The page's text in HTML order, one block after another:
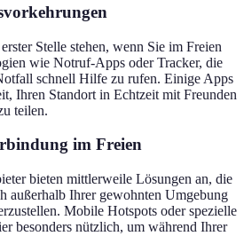
Stelle stehen, wenn Sie im Freien
wie Notruf-Apps oder Tracker, die
schnell Hilfe zu rufen. Einige Apps
Ihren Standort in Echtzeit mit Freunden
teilen.
im Freien
bieten mittlerweile Lösungen an, die
außerhalb Ihrer gewohnten Umgebung
Mobile Hotspots oder spezielle
besonders nützlich, um während Ihrer